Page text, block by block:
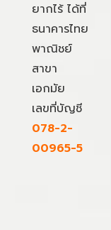
ยากไร้ ได้ที่
ธนาคารไทย
พาณิชย์
สาขา
เอกมัย
เลขที่บัญชี
078-2-
00965-5